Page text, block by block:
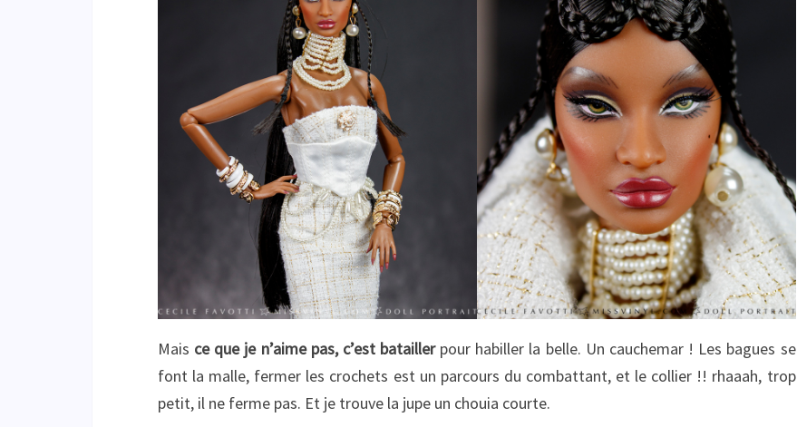
Mais ce que je n’aime pas, c’est bataillerpour habiller la belle. Un cauchemar ! Les bagues se
font la malle, fermer les crochets est un parcours du combattant, et le collier !! rhaaah, trop
petit, il ne ferme pas. Et je trouve la jupe un chouia courte.